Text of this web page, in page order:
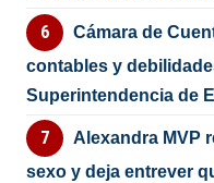
Cámara de
contables y
Superintendencia de
Alexandra MVP
sexo y deja entrever